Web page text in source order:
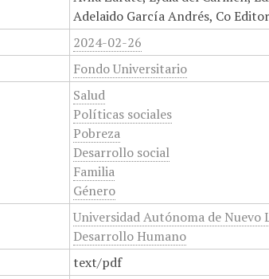
Adelaido García Andrés, Co Editor
2024-02-26
Fondo Universitario
Salud
Políticas sociales
Pobreza
Desarrollo social
Familia
Género
Universidad Autónoma de Nuevo
Desarrollo Humano
text/pdf